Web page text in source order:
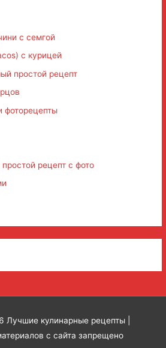
с семгой
с курицей
простой рецепт
фоторецепты
рецепт с фото
Лучшие кулинарные рецепты
с сайта запрещено